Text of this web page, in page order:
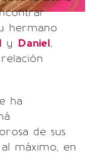
hermano
y Daniel,
ha
de sus
máximo, en